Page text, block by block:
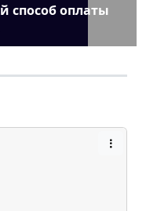
способ оплаты